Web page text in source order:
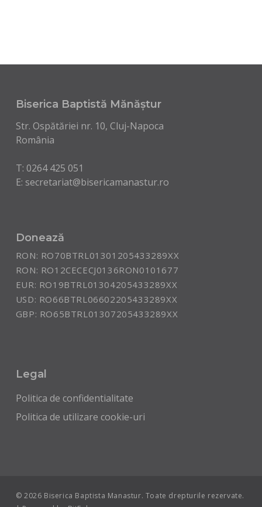
Biserica Baptistă Mănăștur
Str. Ospătăriei nr. 10, Cluj-Napoca
România
T: 0264 425 051
E: secretariat@bisericamanastur.ro
Donează
RON: RO70BTRL01301205433289XX
RON: RO12CECECJ0136RON0101677
EUR: RO19BTRL01304205433289XX
USD: RO66BTRL06602205433289XX
GBP: RO65BTRL01307205433289XX
Legal
Politica de confidentialitate
Politica de utilizare cookie-uri
© 2026 Biserica Baptista Manastur. Toate drepturile rezervate.